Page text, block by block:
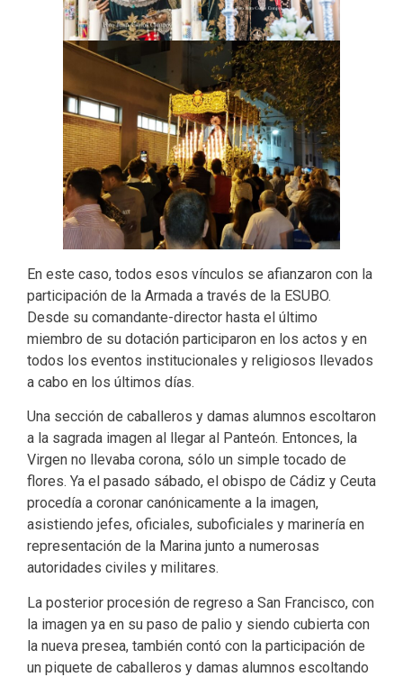
En este caso, todos esos vínculos se afianzaron con la
participación de la Armada a través de la ESUBO.
Desde su comandante-director hasta el último
miembro de su dotación participaron en los actos y en
todos los eventos institucionales y religiosos llevados
a cabo en los últimos días.
Una sección de caballeros y damas alumnos escoltaron
a la sagrada imagen al llegar al Panteón. Entonces, la
Virgen no llevaba corona, sólo un simple tocado de
flores. Ya el pasado sábado, el obispo de Cádiz y Ceuta
procedía a coronar canónicamente a la imagen,
asistiendo jefes, oficiales, suboficiales y marinería en
representación de la Marina junto a numerosas
autoridades civiles y militares.
La posterior procesión de regreso a San Francisco, con
la imagen ya en su paso de palio y siendo cubierta con
la nueva presea, también contó con la participación de
un piquete de caballeros y damas alumnos escoltando